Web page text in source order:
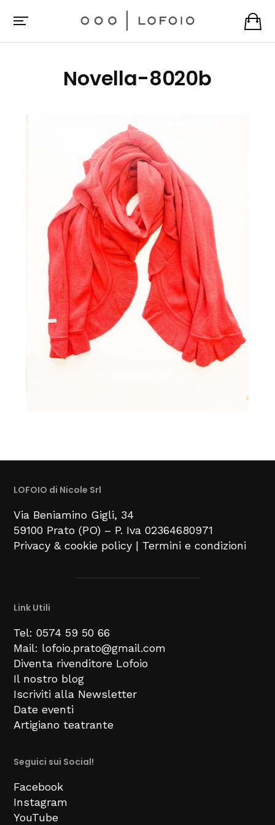
Novella-8020b
LOFOIO di Nicole Srl
Via Beniamino Gigli, 34
59100 Prato (PO) – P. Iva 02364680971
Privacy & cookie policy | Termini e condizioni
Link Utili
Tel: 0574 59 50 66
Mail: lofoio.prato@gmail.com
Diventa rivenditore Lofoio
Il nostro blog
Iscriviti alla Newsletter
Date eventi
Artigiano teatrante
Seguici sui Social!
Facebook
Instagram
YouTube